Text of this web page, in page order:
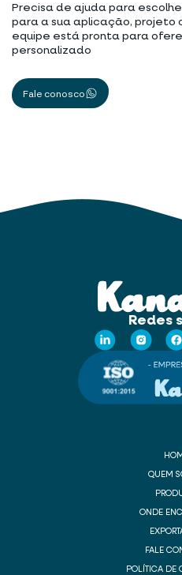
Precisa de ajuda para
para a sua aplicação, projeto
equipe está pronta para
personalizado
Fale conosco
Redes
QUEM
ONDE
FALE
POLÍTICA DE